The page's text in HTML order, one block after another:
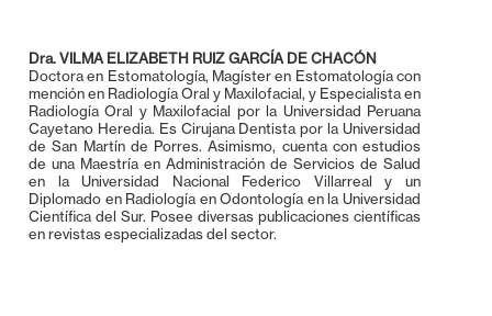
Dra. VILMA ELIZABETH RUIZ GARCÍA DE CHACÓN
Doctora en Estomatología, Magíster en Estomatología con
mención en Radiología Oral y Maxilofacial, y Especialista en
Radiología Oral y Maxilofacial por la Universidad Peruana
Cayetano Heredia. Es Cirujana Dentista por la Universidad
de San Martín de Porres. Asimismo, cuenta con estudios
de una Maestría en Administración de Servicios de Salud
en la Universidad Nacional Federico Villarreal y un
Diplomado en Radiología en Odontología en la Universidad
Científica del Sur. Posee diversas publicaciones científicas
en revistas especializadas del sector.